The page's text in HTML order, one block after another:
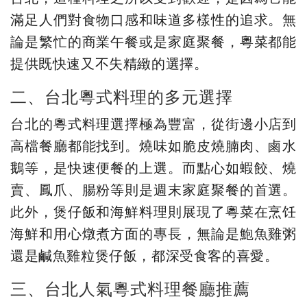
滿足人們對食物口感和味道多樣性的追求。無
論是繁忙的商業午餐或是家庭聚餐，粵菜都能
提供既快速又不失精緻的選擇。
二、台北粵式料理的多元選擇
台北的粵式料理選擇極為豐富，從街邊小店到
高檔餐廳都能找到。燒味如脆皮燒腩肉、鹵水
鵝等，是快速便餐的上選。而點心如蝦餃、燒
賣、鳳爪、腸粉等則是週末家庭聚餐的首選。
此外，煲仔飯和海鮮料理則展現了粵菜在烹饪
海鮮和用心燉煮方面的專長，無論是鮑魚雞粥
還是鹹魚雞粒煲仔飯，都深受食客的喜愛。
三、台北人氣粵式料理餐廳推薦